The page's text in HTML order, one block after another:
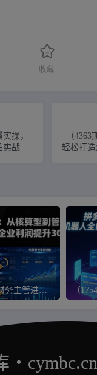
收藏
操，
战、
（4363
轻松打造
（16193期）电商财务主管进阶课：从核算型到管理型财务的转型，助力企业利润提升30%
・cymbc.cn